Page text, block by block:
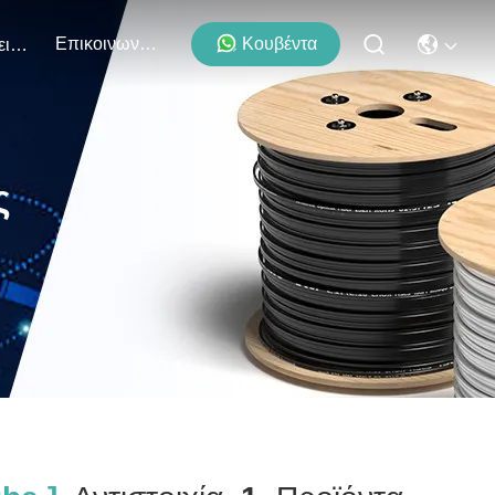
Εκδηλώσεις Επικοινωνήστε Μαζί Μας Κουβέντα